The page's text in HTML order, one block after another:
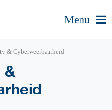
Menu
& Cyberweerbaarheid
&